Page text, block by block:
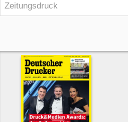
Zeitungsdruck